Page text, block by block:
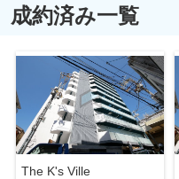
成約済み一覧
The K's Ville